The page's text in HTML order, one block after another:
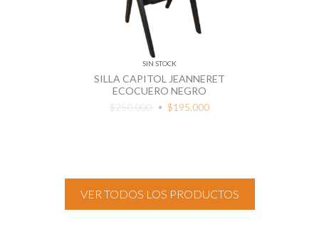
SIN STOCK
SILLA CAPITOL JEANNERET
ECOCUERO NEGRO
$250.000
$195.000
VER TODOS LOS PRODUCTOS